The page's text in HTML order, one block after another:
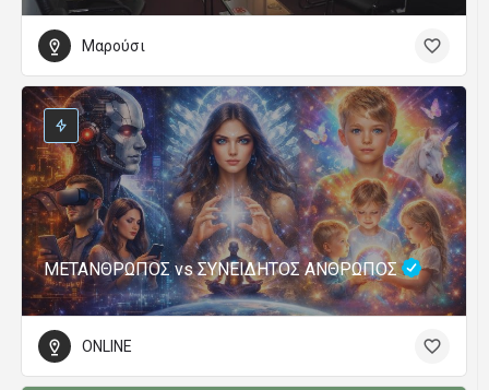
Μαρούσι
ΜΕΤΑΝΘΡΩΠΟΣ vs ΣΥΝΕΙΔΗΤΟΣ ΑΝΘΡΩΠΟΣ
ONLINE